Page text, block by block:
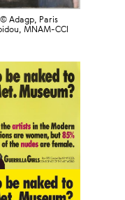
© Adagp, Paris
MNAM-CCI